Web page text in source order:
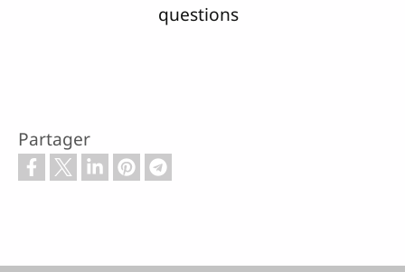
questions
Partager